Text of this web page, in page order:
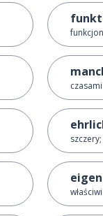
czasami